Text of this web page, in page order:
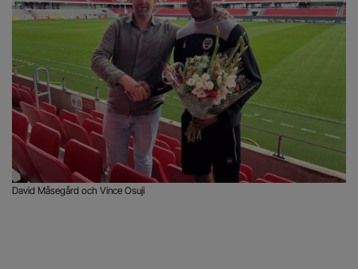
David Måsegård och Vince Osuji